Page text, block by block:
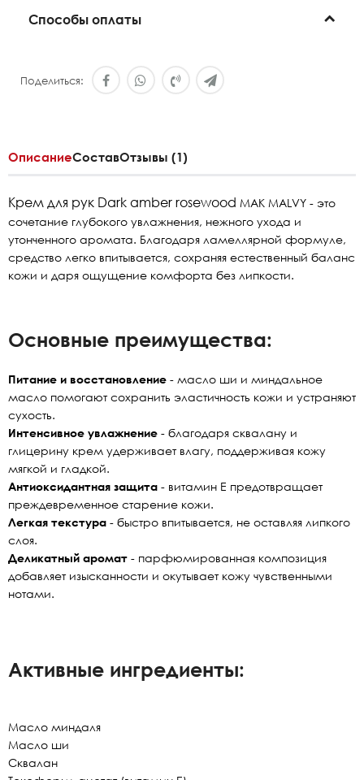
Способы оплаты
Поделиться:
ОписаниеСоставОтзывы (1)
Крем для рук Dark amber rosewood MAK MALVY - это
сочетание глубокого увлажнения, нежного ухода и
утонченного аромата. Благодаря ламеллярной формуле,
средство легко впитывается, сохраняя естественный баланс
кожи и даря ощущение комфорта без липкости.
Основные преимущества:
Питание и восстановление - масло ши и миндальное
масло помогают сохранить эластичность кожи и устраняют
сухость.
Интенсивное увлажнение - благодаря сквалану и
глицерину крем удерживает влагу, поддерживая кожу
мягкой и гладкой.
Антиоксидантная защита - витамин Е предотвращает
преждевременное старение кожи.
Легкая текстура - быстро впитывается, не оставляя липкого
слоя.
Деликатный аромат - парфюмированная композиция
добавляет изысканности и окутывает кожу чувственными
нотами.
Активные ингредиенты:
Масло миндаля
Масло ши
Сквалан